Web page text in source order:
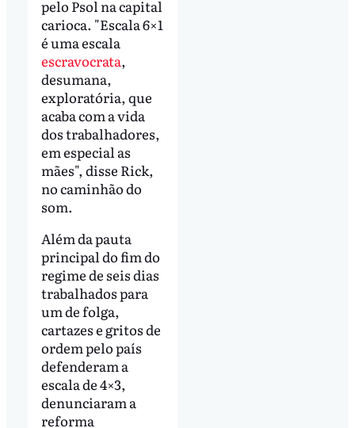
pelo Psol na capital
carioca. "Escala 6×1
é uma escala
escravocrata,
desumana,
exploratória, que
acaba com a vida
dos trabalhadores,
em especial as
mães", disse Rick,
no caminhão do
som.
Além da pauta
principal do fim do
regime de seis dias
trabalhados para
um de folga,
cartazes e gritos de
ordem pelo país
defenderam a
escala de 4×3,
denunciaram a
reforma